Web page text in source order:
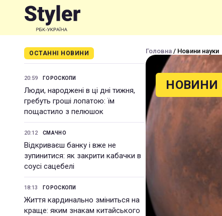
ОСТАННІ НОВИНИ
20:59 ГОРОСКОПИ
Люди, народжені в ці дні тижня,
гребуть гроші лопатою: їм
пощастило з пелюшок
20:12 СМАЧНО
Відкриваєш банку і вже не
зупинитися: як закрити кабачки в
соусі сацебелі
18:13 ГОРОСКОПИ
Життя кардинально зміниться на
краще: яким знакам китайського
Головна / Новини науки
НОВИНИ